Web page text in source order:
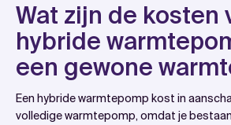
Wat zijn de kosten
hybride
een gewone
Een hybride warmtepomp kost in
volledige warmtepomp, omdat je